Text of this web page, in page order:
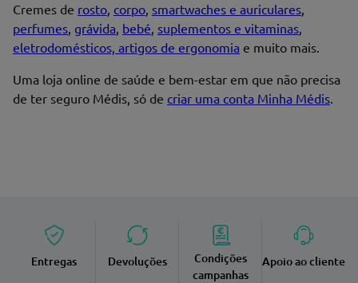
Cremes de rosto, corpo, smartwaches e auriculares,
perfumes, grávida, bebé, suplementos e vitaminas,
eletrodomésticos, artigos de ergonomia e muito mais.
Uma loja online de saúde e bem-estar em que não precisa
de ter seguro Médis, só de criar uma conta Minha Médis.
Entregas Devoluções
Condições
campanhas
Apoio ao cliente